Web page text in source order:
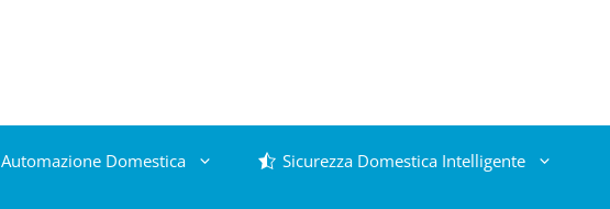
Automazione Domestica Sicurezza Domestica Intelligente